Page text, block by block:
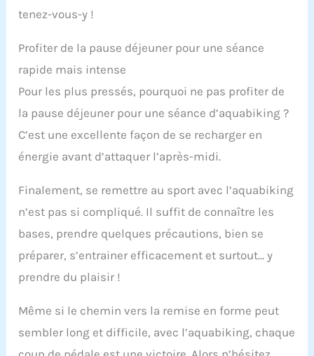
tenez-vous-y !
Profiter de la pause déjeuner pour une séance
rapide mais intense
Pour les plus pressés, pourquoi ne pas profiter de
la pause déjeuner pour une séance d’aquabiking ?
C’est une excellente façon de se recharger en
énergie avant d’attaquer l’après-midi.
Finalement, se remettre au sport avec l’aquabiking
n’est pas si compliqué. Il suffit de connaître les
bases, prendre quelques précautions, bien se
préparer, s’entrainer efficacement et surtout… y
prendre du plaisir !
Même si le chemin vers la remise en forme peut
sembler long et difficile, avec l’aquabiking, chaque